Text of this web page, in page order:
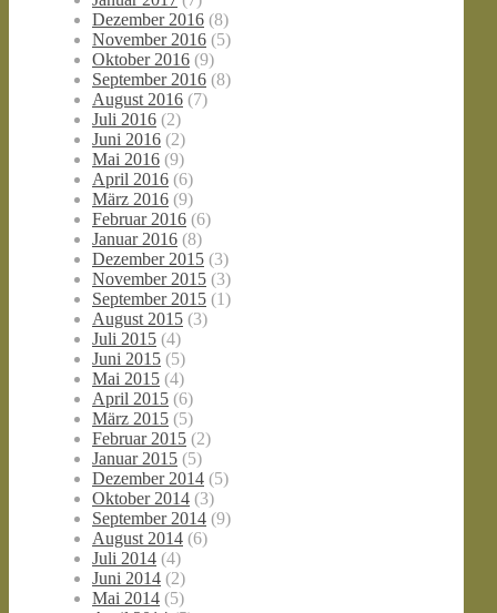
Dezember 2016 (8)
November 2016 (5)
Oktober 2016 (9)
September 2016 (8)
August 2016 (7)
Juli 2016 (2)
Juni 2016 (2)
Mai 2016 (9)
April 2016 (6)
März 2016 (9)
Februar 2016 (6)
Januar 2016 (8)
Dezember 2015 (3)
November 2015 (3)
September 2015 (1)
August 2015 (3)
Juli 2015 (4)
Juni 2015 (5)
Mai 2015 (4)
April 2015 (6)
März 2015 (5)
Februar 2015 (2)
Januar 2015 (5)
Dezember 2014 (5)
Oktober 2014 (3)
September 2014 (9)
August 2014 (6)
Juli 2014 (4)
Juni 2014 (2)
Mai 2014 (5)